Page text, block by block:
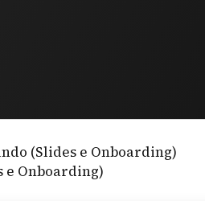
(Slides e Onboarding)
e Onboarding)